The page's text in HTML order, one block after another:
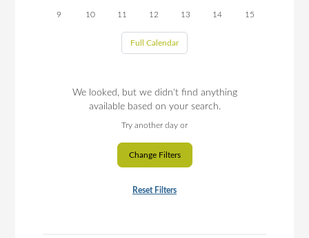
9 10 11 12 13 14 15
Full Calendar
We looked, but we didn't find anything
available based on your search.
Try another day or
Change Filters
Reset Filters